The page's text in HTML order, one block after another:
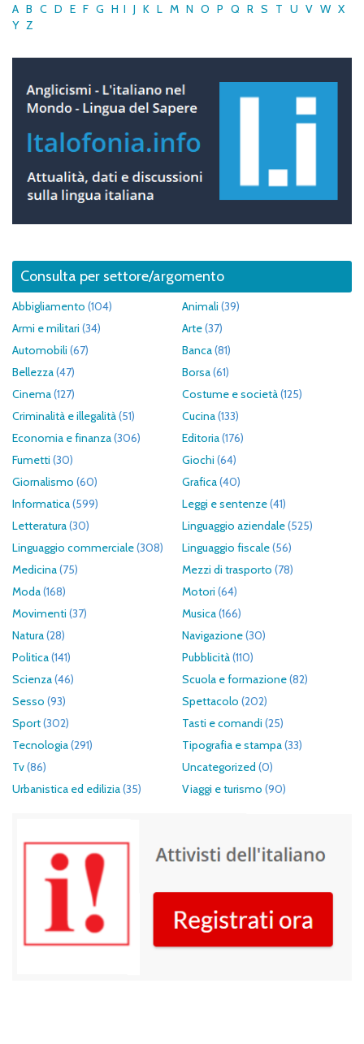
A B C D E F G H I J K L M N O P Q R S T U V W X
Y Z
Consulta per settore/argomento
Abbigliamento (104) Animali (39)
Armi e militari (34) Arte(37)
Automobili (67) Banca(81)
Bellezza(47) Borsa(61)
Cinema(127) Costume e società(125)
Criminalità e illegalità(51) Cucina(133)
Economia e finanza(306) Editoria(176)
Fumetti (30) Giochi (64)
Giornalismo (60) Grafica(40)
Informatica(599) Leggi e sentenze(41)
Letteratura(30) Linguaggio aziendale(525)
Linguaggio commerciale(308) Linguaggio fiscale(56)
Medicina(75) Mezzi di trasporto (78)
Moda(168) Motori (64)
Movimenti (37) Musica(166)
Natura(28) Navigazione(30)
Politica(141) Pubblicità(110)
Scienza(46) Scuola e formazione(82)
Sesso (93) Spettacolo (202)
Sport(302) Tasti e comandi (25)
Tecnologia(291) Tipografia e stampa(33)
Tv(86) Uncategorized (0)
Urbanistica ed edilizia(35) Viaggi e turismo (90)